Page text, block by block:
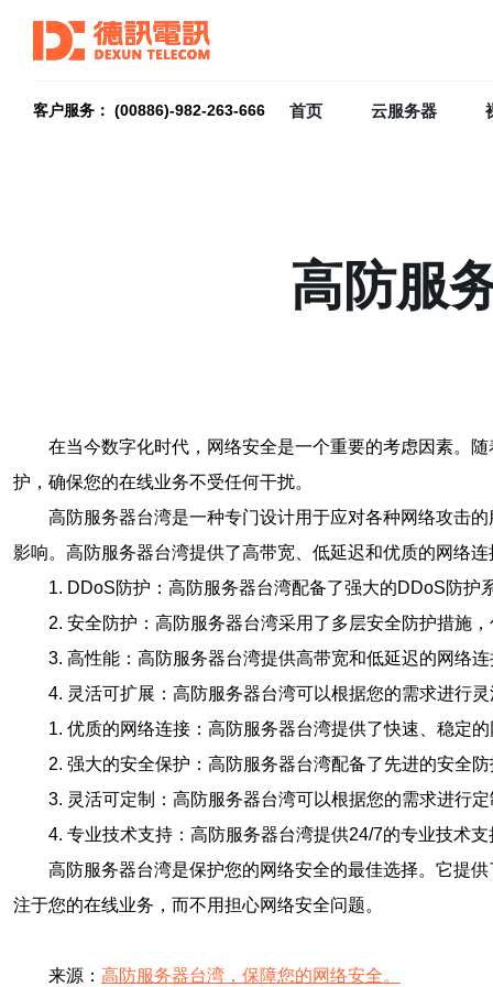
客户服务： (00886)-982-263-666 首页 云服务器
高防服
在当今数字化时代，网络安全是一个重要的考虑因素。
护，确保您的在线业务不受任何干扰。
高防服务器台湾是一种专门设计用于应对各种网络攻击
影响。高防服务器台湾提供了高带宽、低延迟和优质的网络
1. DDoS防护：高防服务器台湾配备了强大的DDoS防
2. 安全防护：高防服务器台湾采用了多层安全防护措施
3. 高性能：高防服务器台湾提供高带宽和低延迟的网络
4. 灵活可扩展：高防服务器台湾可以根据您的需求进行
1. 优质的网络连接：高防服务器台湾提供了快速、稳定
2. 强大的安全保护：高防服务器台湾配备了先进的安全
3. 灵活可定制：高防服务器台湾可以根据您的需求进行
4. 专业技术支持：高防服务器台湾提供24/7的专业技术
高防服务器台湾是保护您的网络安全的最佳选择。它提
注于您的在线业务，而不用担心网络安全问题。
来源： 高防服务器台湾，保障您的网络安全。